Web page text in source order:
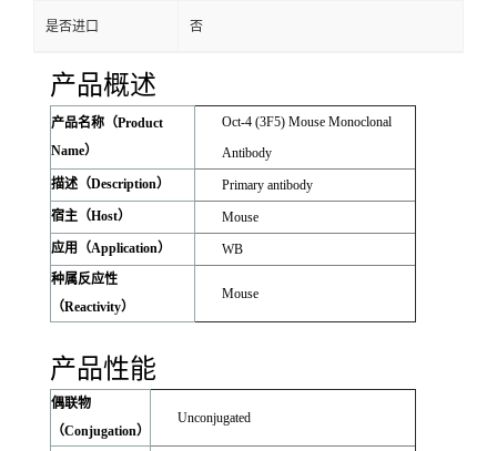
是否进口 否
产品概述
产品名称（Product
Name）
Oct-4 (3F5) Mouse Monoclonal
Antibody
描述（Description）
Primary antibody
宿主（Host）
Mouse
应用（Application）
WB
种属反应性
（Reactivity）
Mouse
产品性能
偶联物
（Conjugation）
Unconjugated